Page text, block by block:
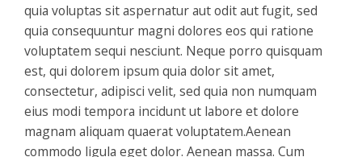
quia voluptas sit aspernatur aut odit aut fugit, sed
quia consequuntur magni dolores eos qui ratione
voluptatem sequi nesciunt. Neque porro quisquam
est, qui dolorem ipsum quia dolor sit amet,
consectetur, adipisci velit, sed quia non numquam
eius modi tempora incidunt ut labore et dolore
magnam aliquam quaerat voluptatem.Aenean
commodo ligula eget dolor. Aenean massa. Cum